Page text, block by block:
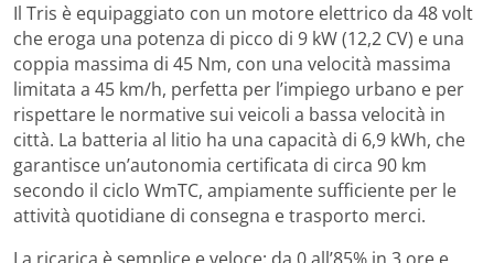
Il Tris è equipaggiato con un motore elettrico da 48 volt
che eroga una potenza di picco di 9 kW (12,2 CV) e una
coppia massima di 45 Nm, con una velocità massima
limitata a 45 km/h, perfetta per l’impiego urbano e per
rispettare le normative sui veicoli a bassa velocità in
città. La batteria al litio ha una capacità di 6,9 kWh, che
garantisce un’autonomia certificata di circa 90 km
secondo il ciclo WmTC, ampiamente sufficiente per le
attività quotidiane di consegna e trasporto merci.